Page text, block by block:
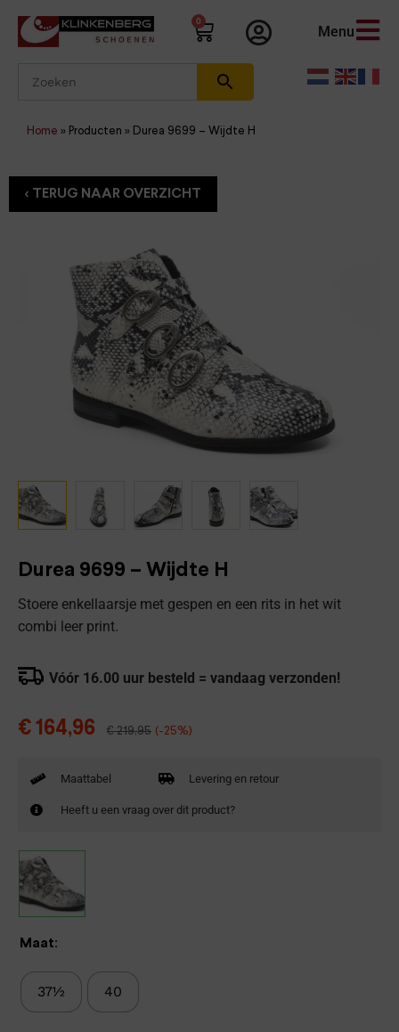
0
Menu
Home » Producten » Durea 9699 – Wijdte H
Durea 9699 – Wijdte H
Stoere enkellaarsje met gespen en een rits in het wit
combi leer print.
Vóór 16.00 uur besteld = vandaag verzonden!
€ 164,96 €219,95 (-25%)
Maattabel Levering en retour
Heeft u een vraag over dit product?
Maat:
37½ 40